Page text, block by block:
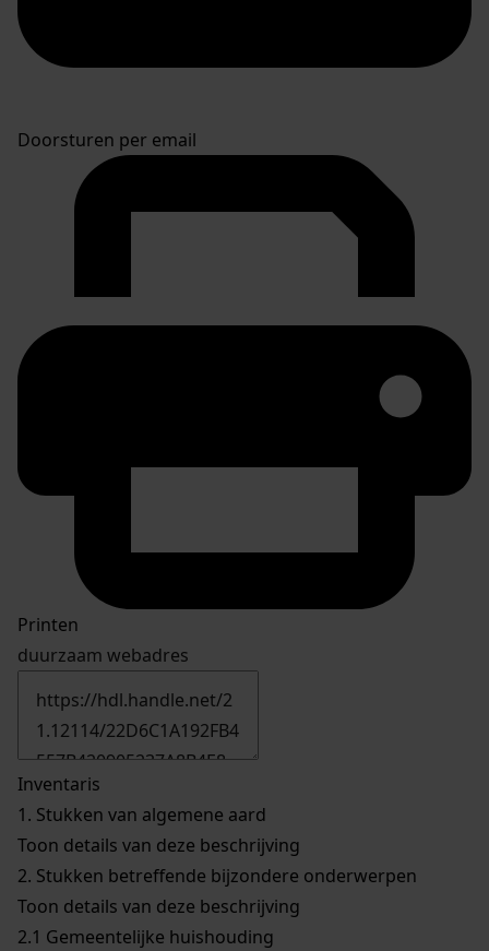
Doorsturen per email
Printen
duurzaam webadres
Inventaris
1. Stukken van algemene aard
Toon details van deze beschrijving
2. Stukken betreffende bijzondere onderwerpen
Toon details van deze beschrijving
2.1 Gemeentelijke huishouding